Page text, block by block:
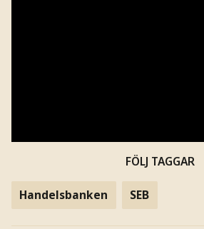
FÖLJ TAGGAR
Handelsbanken SEB